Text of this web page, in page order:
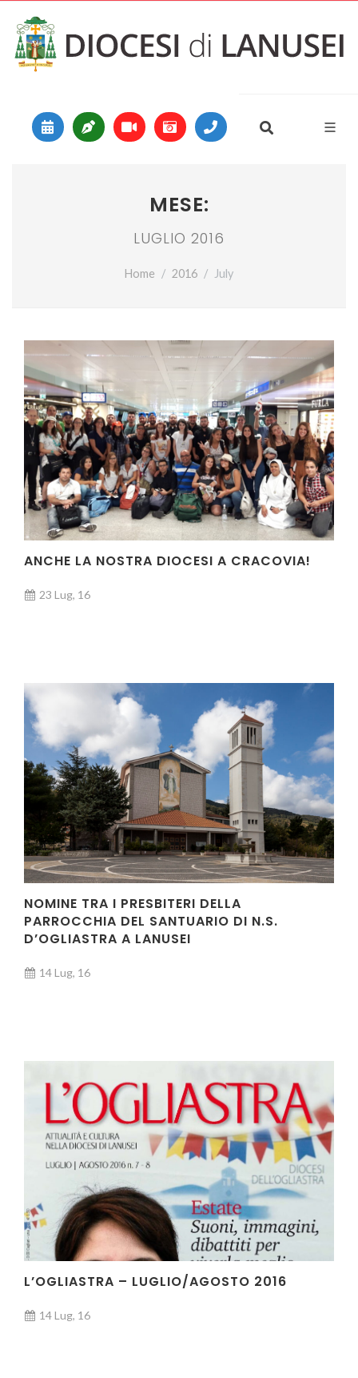
Main Navigation
MESE:
LUGLIO 2016
Home 2016 July
ANCHE LA NOSTRA DIOCESI A CRACOVIA!
23 Lug, 16
NOMINE TRA I PRESBITERI DELLA
PARROCCHIA DEL SANTUARIO DI N.S.
D’OGLIASTRA A LANUSEI
14 Lug, 16
L’OGLIASTRA – LUGLIO/AGOSTO 2016
14 Lug, 16